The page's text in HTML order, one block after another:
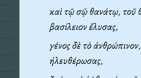
καὶ τῷ σῷ θανάτῳ, τοῦ
βασίλειον ἔλυσας,
γένος δὲ τὸ
ἠλευθέρωσας,